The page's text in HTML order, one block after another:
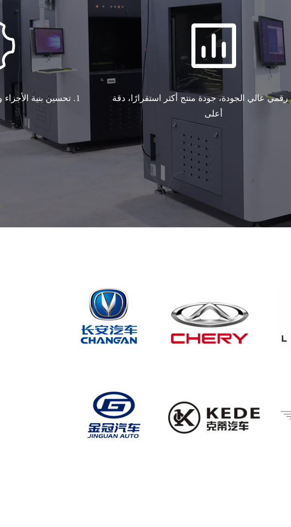
1. تحسين بنية الأجزاء وتجاوز تشكيل الهياكل المعقدة
رقمي عالي الجودة، جودة منتج أكثر استقرارًا، دقة
أعلى